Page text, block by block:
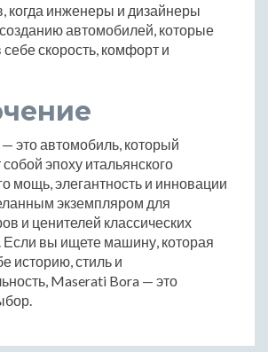
когда инженеры и дизайнеры
автомобилей, которые
скорость, комфорт и
это автомобиль, который
эпоху итальянского
мощь, элегантность и инновации
экземпляром для
и ценителей классических
вы ищете машину, которая
историю, стиль и
Maserati Bora — это